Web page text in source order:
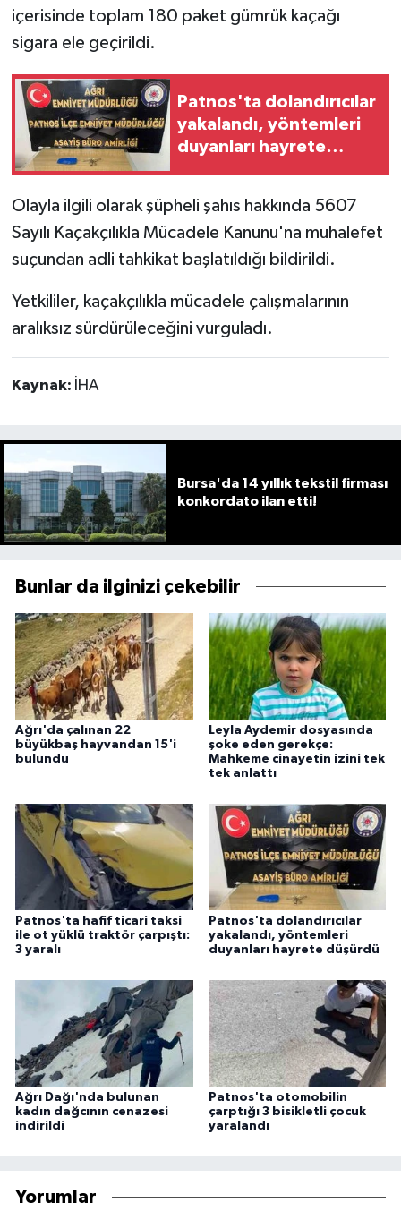
içerisinde toplam 180 paket gümrük kaçağı
sigara ele geçirildi.
Patnos'ta dolandırıcılar
yakalandı, yöntemleri
duyanları hayrete
Olayla ilgili olarak şüpheli şahıs hakkında 5607
Sayılı Kaçakçılıkla Mücadele Kanunu'na muhalefet
suçundan adli tahkikat başlatıldığı bildirildi.
Yetkililer, kaçakçılıkla mücadele çalışmalarının
aralıksız sürdürüleceğini vurguladı.
Kaynak: İHA
Bursa'da 14 yıllık tekstil firması
konkordato ilan etti!
Bunlar da ilginizi çekebilir
Ağrı'da çalınan 22
büyükbaş hayvandan 15'i
bulundu
Leyla Aydemir dosyasında
şoke eden gerekçe:
Mahkeme cinayetin izini tek
tek anlattı
Patnos'ta hafif ticari taksi
ile ot yüklü traktör çarpıştı:
3 yaralı
Patnos'ta dolandırıcılar
yakalandı, yöntemleri
duyanları hayrete düşürdü
Ağrı Dağı'nda bulunan
kadın dağcının cenazesi
indirildi
Patnos'ta otomobilin
çarptığı 3 bisikletli çocuk
yaralandı
Yorumlar